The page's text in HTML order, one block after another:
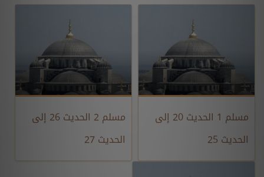
مسلم 1 الحديث 20 إلى
الحديث 25
مسلم 2 الحديث 26 إلى
الحديث 27